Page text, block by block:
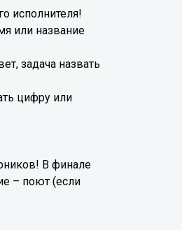
исполнителя!
или название
задача назвать
цифру или
В финале
– поют (если